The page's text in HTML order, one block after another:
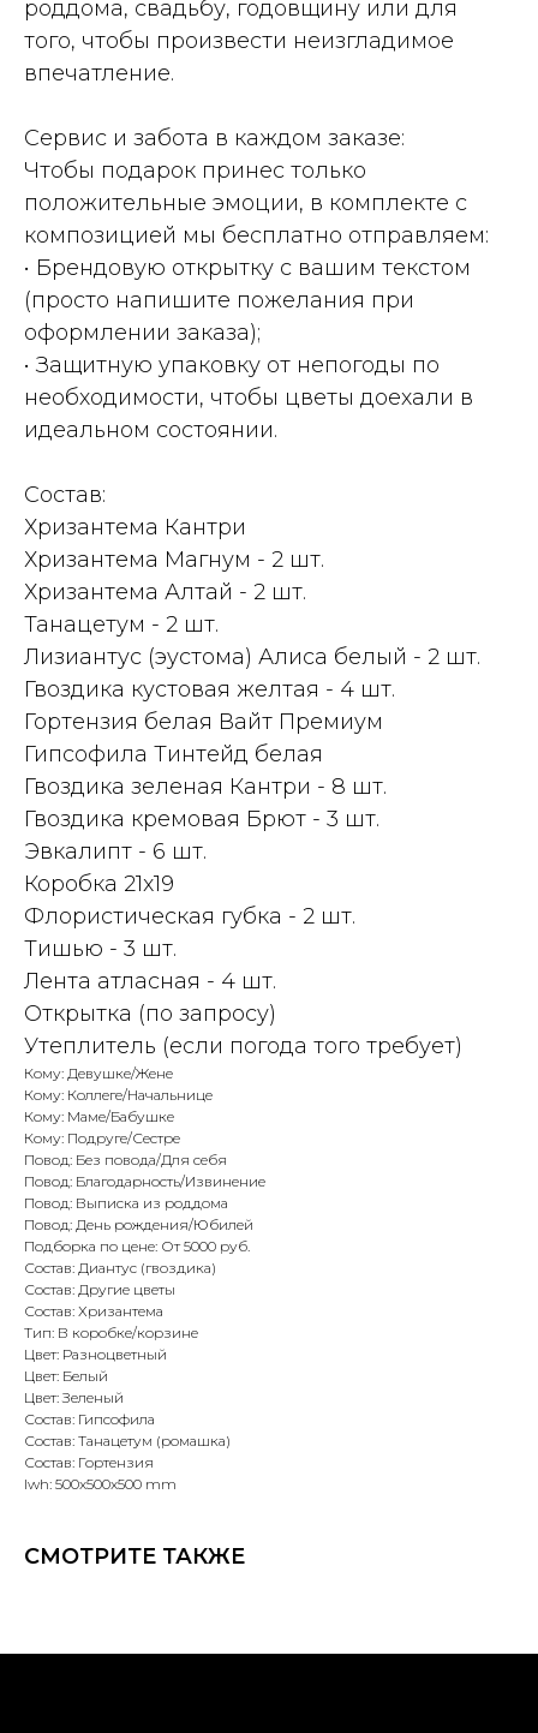
роддома, свадьбу, годовщину или для
того, чтобы произвести неизгладимое
впечатление.
Сервис и забота в каждом заказе:
Чтобы подарок принес только
положительные эмоции, в комплекте с
композицией мы бесплатно отправляем:
• Брендовую открытку с вашим текстом
(просто напишите пожелания при
оформлении заказа);
• Защитную упаковку от непогоды по
необходимости, чтобы цветы доехали в
идеальном состоянии.
Состав:
Хризантема Кантри
Хризантема Магнум - 2 шт.
Хризантема Алтай - 2 шт.
Танацетум - 2 шт.
Лизиантус (эустома) Алиса белый - 2 шт.
Гвоздика кустовая желтая - 4 шт.
Гортензия белая Вайт Премиум
Гипсофила Тинтейд белая
Гвоздика зеленая Кантри - 8 шт.
Гвоздика кремовая Брют - 3 шт.
Эвкалипт - 6 шт.
Коробка 21x19
Флористическая губка - 2 шт.
Тишью - 3 шт.
Лента атласная - 4 шт.
Открытка (по запросу)
Утеплитель (если погода того требует)
Кому: Девушке/Жене
Кому: Коллеге/Начальнице
Кому: Маме/Бабушке
Кому: Подруге/Сестре
Повод: Без повода/Для себя
Повод: Благодарность/Извинение
Повод: Выписка из роддома
Повод: День рождения/Юбилей
Подборка по цене: От 5000 руб.
Состав: Диантус (гвоздика)
Состав: Другие цветы
Состав: Хризантема
Тип: В коробке/корзине
Цвет: Разноцветный
Цвет: Белый
Цвет: Зеленый
Состав: Гипсофила
Состав: Танацетум (ромашка)
Состав: Гортензия
lwh: 500x500x500 mm
СМОТРИТЕ ТАКЖЕ